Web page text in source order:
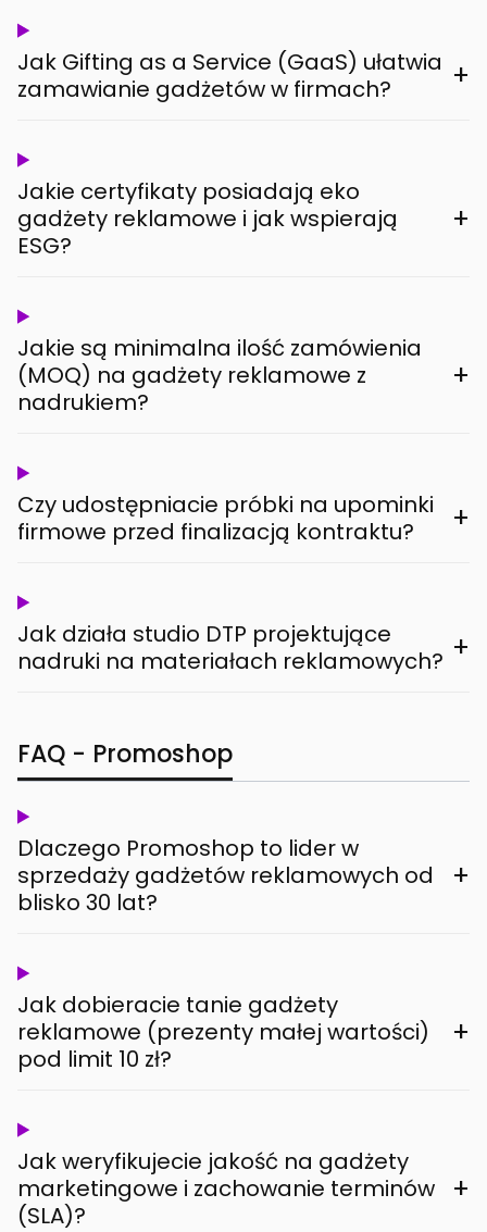
Jak Gifting as a Service (GaaS) ułatwia
zamawianie gadżetów w firmach?
+
Jakie certyfikaty posiadają eko
gadżety reklamowe i jak wspierają
ESG?
+
Jakie są minimalna ilość zamówienia
(MOQ) na gadżety reklamowe z
nadrukiem?
+
Czy udostępniacie próbki na upominki
firmowe przed finalizacją kontraktu?
+
Jak działa studio DTP projektujące
nadruki na materiałach reklamowych? +
FAQ - Promoshop
Dlaczego Promoshop to lider w
sprzedaży gadżetów reklamowych od
blisko 30 lat?
+
Jak dobieracie tanie gadżety
reklamowe (prezenty małej wartości)
pod limit 10 zł?
+
Jak weryfikujecie jakość na gadżety
marketingowe i zachowanie terminów
(SLA)?
+